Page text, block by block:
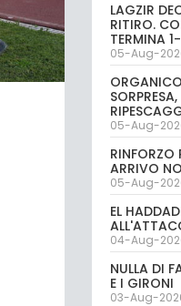
LAGZIR
RITIRO.
TERMINA
05-Aug-
05-Aug-
RINFORZO
ARRIVO
05-Aug-
EL
04-Aug-
NULLA DI
E I GIRONI
03-Aug-